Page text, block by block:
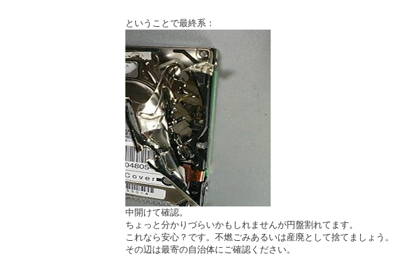
ということで最終系：
中開けて確認。
ちょっと分かりづらいかもしれませんが円盤割れてます。
これなら安心？です。不燃ごみあるいは産廃として捨てましょう。
その辺は最寄の自治体にご確認ください。